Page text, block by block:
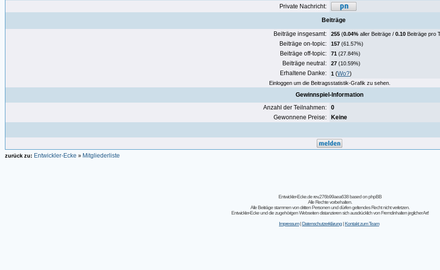
Private Nachricht:
Beiträge
Beiträge insgesamt:
255 (0.04% aller Beiträge / 0.10 Beiträge pro
Beiträge on-topic: 157 (61.57%)
Beiträge off-topic: 71 (27.84%)
Beiträge neutral: 27 (10.59%)
Erhaltene Danke: 1 (Wo?)
Einloggen um die Beitragsstatistik-Grafik zu sehen.
Gewinnspiel-Information
Anzahl der Teilnahmen:
0
Gewonnene Preise:
Keine
zurück zu: Entwickler-Ecke » Mitgliederliste
Entwickler-Ecke.de rev.276b99aea638based onphpBB
Alle Rechte vorbehalten.
Alle Beiträge stammen von dritten Personen und dürfen geltendes Recht nicht verletzen.
Entwickler-Ecke und die zugehörigen Webseiten distanzieren sich ausdrücklich von Fremdinhalten jeglicher Art!
Impressum|Datenschutzerklärung |Kontakt zum Team